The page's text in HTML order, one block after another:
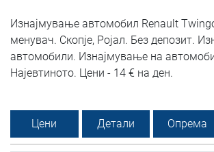
Локации
Изнајмување на автомобили
Услови за изнајмување
Изнајмување автомобил Renault
менувач. Скопје, Ројал. Без депозит.
автомобили. Изнајмување на
Најевтиното. Цени - 14 € на ден.
Цени Детали Опрема